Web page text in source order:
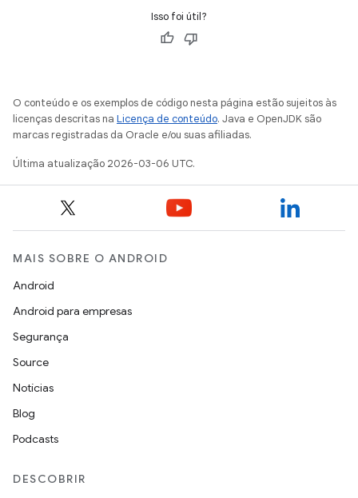
Isso foi útil?
O conteúdo e os exemplos de código nesta página estão sujeitos às
licenças descritas na Licença de conteúdo. Java e OpenJDK são
marcas registradas da Oracle e/ou suas afiliadas.
Última atualização 2026-03-06 UTC.
MAIS SOBRE O ANDROID
Android
Android para empresas
Segurança
Source
Notícias
Blog
Podcasts
DESCOBRIR